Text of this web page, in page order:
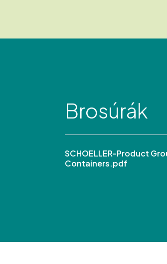
Brosúrák
SCHOELLER-Product
Containers.pdf